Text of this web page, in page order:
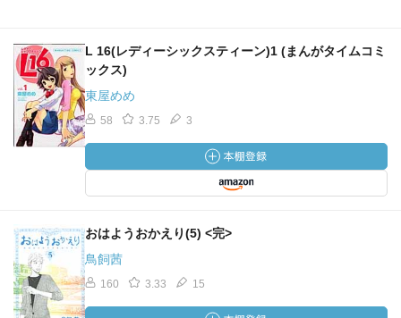
L 16(レディーシックスティーン)1 (まんがタイムコミ
ックス)
東屋めめ
58 3.75 3
おはようおかえり(5) <完>
鳥飼茜
160 3.33 15